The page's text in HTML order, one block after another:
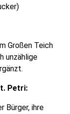
Großen Teich
unzählige
Petri:
Bürger, ihre